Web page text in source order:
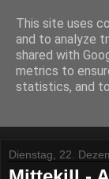
Lost
Archive
Was nach der
Dienstag, 22.
This site uses
and to analyze
shared with
metrics to
statistics, and